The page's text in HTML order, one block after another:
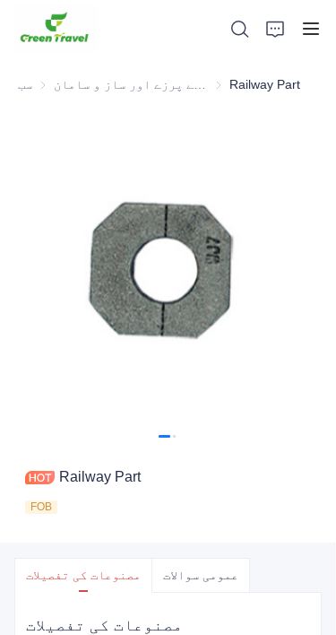
سب اور ساز و سامان
Railway Part
Railway Part
FOB
مصنوعات کی تفصیلات عمومی سوالات
مصنوعات کی تفصیلات
ہمارے بارے میں
خبریں اور تعاون کے معاملات
مینوفیکچرنگ اڈے اور عمل